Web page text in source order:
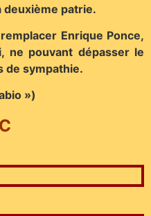
deuxième patrie.
Enrique Ponce,
ne pouvant dépasser le
de sympathie.
»)